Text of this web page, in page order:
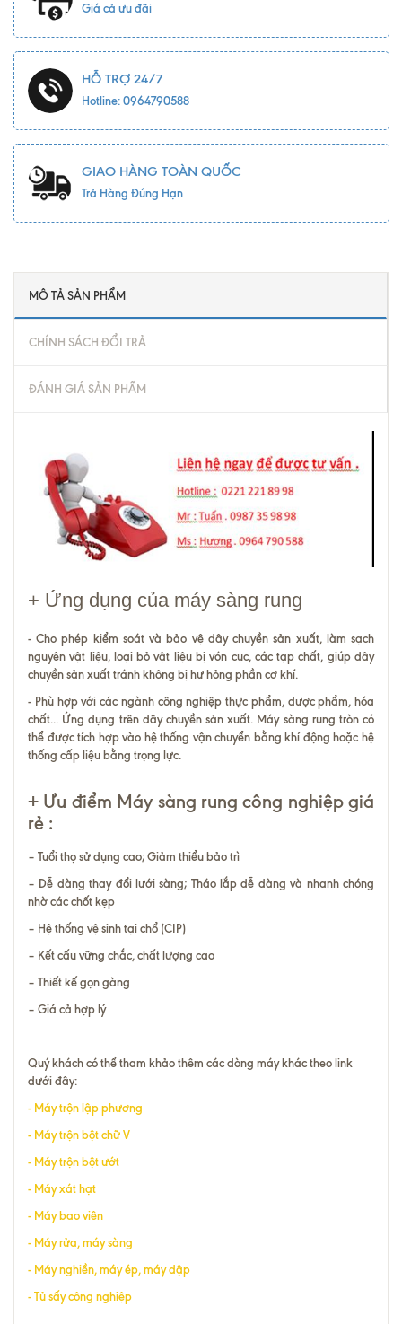
Giá cả ưu đãi
HỖ TRỢ 24/7
Hotline: 0964790588
GIAO HÀNG TOÀN QUỐC
Trả Hàng Đúng Hạn
MÔ TẢ SẢN PHẨM
CHÍNH SÁCH ĐỔI TRẢ
ĐÁNH GIÁ SẢN PHẨM
+ Ứng dụng của máy sàng rung
- Cho phép kiểm soát và bảo vệ dây chuyền sản xuất, làm sạch
nguyên vật liệu, loại bỏ vật liệu bị vón cục, các tạp chất, giúp dây
chuyền sản xuất tránh không bị hư hỏng phần cơ khí.
- Phù hợp với các ngành công nghiệp thực phẩm, dược phẩm, hóa
chất... Ứng dụng trên dây chuyền sản xuất. Máy sàng rung tròn có
thể được tích hợp vào hệ thống vận chuyển bằng khí động hoặc hệ
thống cấp liệu bằng trọng lực.
+ Ưu điểm Máy sàng rung công nghiệp giá
rẻ :
– Tuổi thọ sử dụng cao; Giảm thiểu bảo trì
– Dễ dàng thay đổi lưới sàng; Tháo lắp dễ dàng và nhanh chóng
nhờ các chốt kẹp
– Hệ thống vệ sinh tại chổ (CIP)
– Kết cấu vững chắc, chất lượng cao
– Thiết kế gọn gàng
– Giá cả hợp lý
Quý khách có thể tham khảo thêm các dòng máy khác theo link
dưới đây:
- Máy trộn lập phương
- Máy trộn bột chữ V
- Máy trộn bột ướt
- Máy xát hạt
- Máy bao viên
- Máy rửa,máy sàng
- Máy nghiền,máy ép,máy dập
-Tủ sấy công nghiệp